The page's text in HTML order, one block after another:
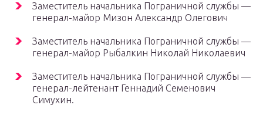
Заместитель начальника Пограничной службы —
генерал-майор Мизон Александр Олегович
Заместитель начальника Пограничной службы —
генерал-майор Рыбалкин Николай Николаевич
Заместитель начальника Пограничной службы —
генерал-лейтенант Геннадий Семенович
Симухин.